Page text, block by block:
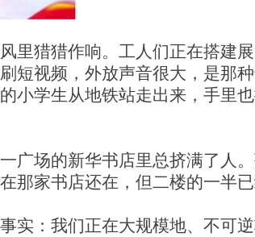
猎猎作响。工人们正在搭建
短视频，外放声音很大，是那
小学生从地铁站走出来，手里
广场的新华书店里总挤满了人
那家书店还在，但二楼的一半
实：我们正在大规模地、不可